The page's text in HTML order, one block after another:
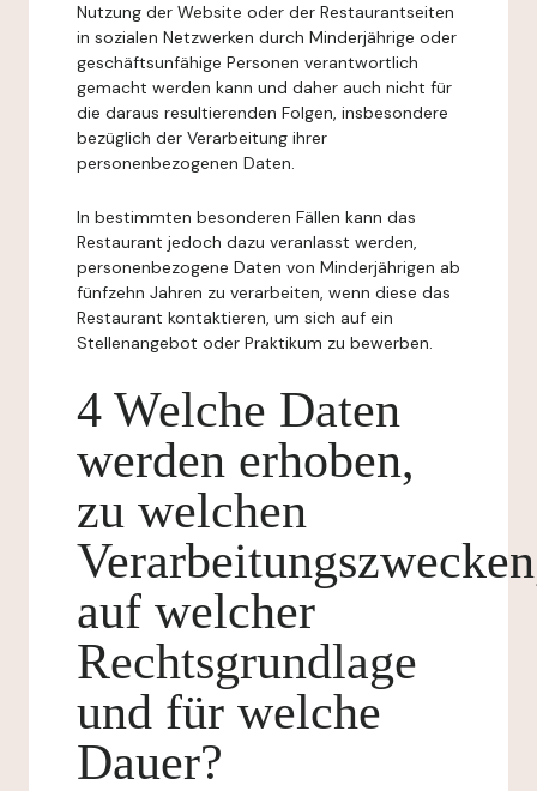
Nutzung der Website oder der Restaurantseiten
in sozialen Netzwerken durch Minderjährige oder
geschäftsunfähige Personen verantwortlich
gemacht werden kann und daher auch nicht für
die daraus resultierenden Folgen, insbesondere
bezüglich der Verarbeitung ihrer
personenbezogenen Daten.
In bestimmten besonderen Fällen kann das
Restaurant jedoch dazu veranlasst werden,
personenbezogene Daten von Minderjährigen ab
fünfzehn Jahren zu verarbeiten, wenn diese das
Restaurant kontaktieren, um sich auf ein
Stellenangebot oder Praktikum zu bewerben.
4 Welche Daten
werden erhoben,
zu welchen
auf welcher
Rechtsgrundlage
und für welche
Dauer?